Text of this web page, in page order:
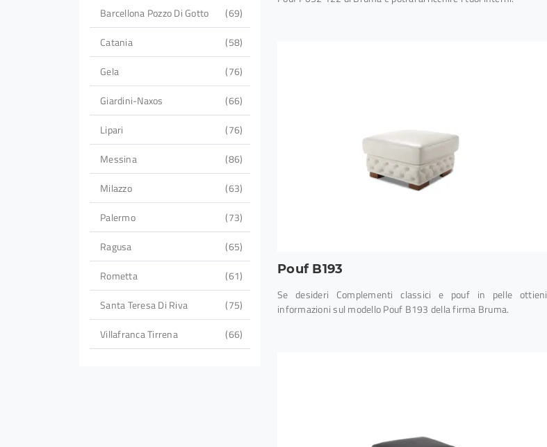
Barcellona Pozzo Di Gotto
69
Catania
58
Gela
76
Giardini-Naxos
66
Lipari
76
Messina
86
Milazzo
63
Palermo
73
Ragusa
65
Rometta
61
Santa Teresa Di Riva
75
Villafranca Tirrena
66
Pouf B193
Se desideri Complementi classici e pouf in pelle ottieni
informazioni sul modello Pouf B193 della firma Bruma.